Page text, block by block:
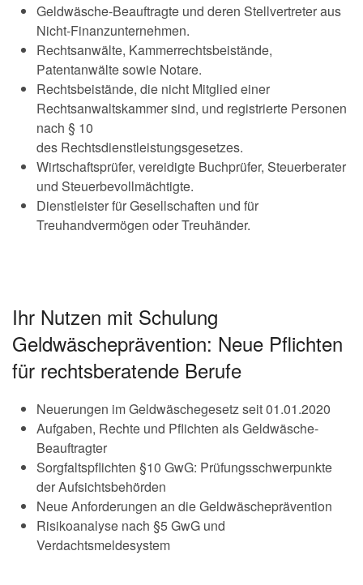
Geldwäsche-Beauftragte und deren Stellvertreter aus
Nicht-Finanzunternehmen.
Rechtsanwälte, Kammerrechtsbeistände,
Patentanwälte sowie Notare.
Rechtsbeistände, die nicht Mitglied einer
Rechtsanwaltskammer sind, und registrierte Personen
nach § 10
des Rechtsdienstleistungsgesetzes.
Wirtschaftsprüfer, vereidigte Buchprüfer, Steuerberater
und Steuerbevollmächtigte.
Dienstleister für Gesellschaften und für
Treuhandvermögen oder Treuhänder.
Ihr Nutzen mit Schulung
Geldwäscheprävention: Neue Pflichten
für rechtsberatende Berufe
Neuerungen im Geldwäschegesetz seit 01.01.2020
Aufgaben, Rechte und Pflichten als Geldwäsche-
Beauftragter
Sorgfaltspflichten §10 GwG: Prüfungsschwerpunkte
der Aufsichtsbehörden
Neue Anforderungen an die Geldwäscheprävention
Risikoanalyse nach §5 GwG und
Verdachtsmeldesystem